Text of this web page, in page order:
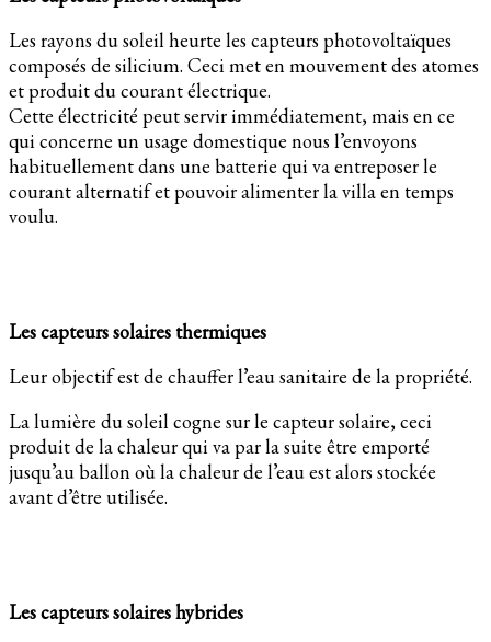
Les rayons du soleil heurte les capteurs photovoltaïques
composés de silicium. Ceci met en mouvement des atomes
et produit du courant électrique.
Cette électricité peut servir immédiatement, mais en ce
qui concerne un usage domestique nous l’envoyons
habituellement dans une batterie qui va entreposer le
courant alternatif et pouvoir alimenter la villa en temps
voulu.
Les capteurs solaires thermiques
Leur objectif est de chauffer l’eau sanitaire de la propriété.
La lumière du soleil cogne sur le capteur solaire, ceci
produit de la chaleur qui va par la suite être emporté
jusqu’au ballon où la chaleur de l’eau est alors stockée
avant d’être utilisée.
Les capteurs solaires hybrides